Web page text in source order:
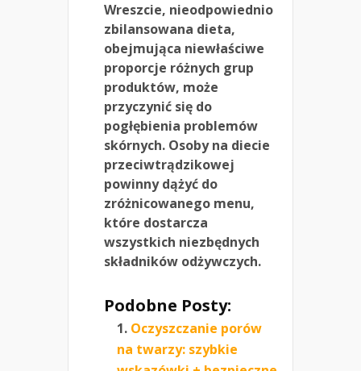
Wreszcie, nieodpowiednio
zbilansowana dieta,
obejmująca niewłaściwe
proporcje różnych grup
produktów, może
przyczynić się do
pogłębienia problemów
skórnych. Osoby na diecie
przeciwtrądzikowej
powinny dążyć do
zróżnicowanego menu,
które dostarcza
wszystkich niezbędnych
składników odżywczych.
Podobne Posty:
Oczyszczanie porów
na twarzy: szybkie